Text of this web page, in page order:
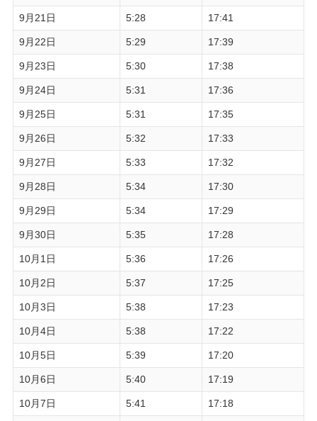
9月21日 5:28 17:41
9月22日 5:29 17:39
9月23日 5:30 17:38
9月24日 5:31 17:36
9月25日 5:31 17:35
9月26日 5:32 17:33
9月27日 5:33 17:32
9月28日 5:34 17:30
9月29日 5:34 17:29
9月30日 5:35 17:28
10月1日 5:36 17:26
10月2日 5:37 17:25
10月3日 5:38 17:23
10月4日 5:38 17:22
10月5日 5:39 17:20
10月6日 5:40 17:19
10月7日 5:41 17:18